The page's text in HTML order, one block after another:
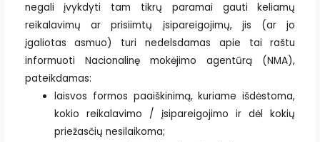
negali įvykdyti tam tikrų paramai gauti keliamų
reikalavimų ar prisiimtų įsipareigojimų, jis (ar jo
įgaliotas asmuo) turi nedelsdamas apie tai raštu
informuoti Nacionalinę mokėjimo agentūrą (NMA),
pateikdamas:
laisvos formos paaiškinimą, kuriame išdėstoma,
kokio reikalavimo / įsipareigojimo ir dėl kokių
priežasčių nesilaikoma;